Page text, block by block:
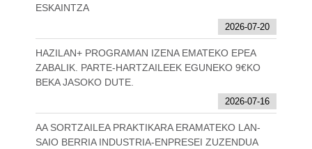
ESKAINTZA
2026-07-20
HAZILAN+ PROGRAMAN IZENA EMATEKO EPEA
ZABALIK. PARTE-HARTZAILEEK EGUNEKO 9€KO
BEKA JASOKO DUTE.
2026-07-16
AA SORTZAILEA PRAKTIKARA ERAMATEKO LAN-
SAIO BERRIA INDUSTRIA-ENPRESEI ZUZENDUA